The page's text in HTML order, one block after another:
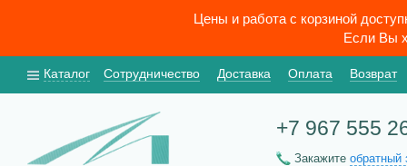
Цены и работа с корзиной
Если Вы
Каталог Сотрудничество Доставка Оплата Возврат
+7 967 555
Закажите обратный